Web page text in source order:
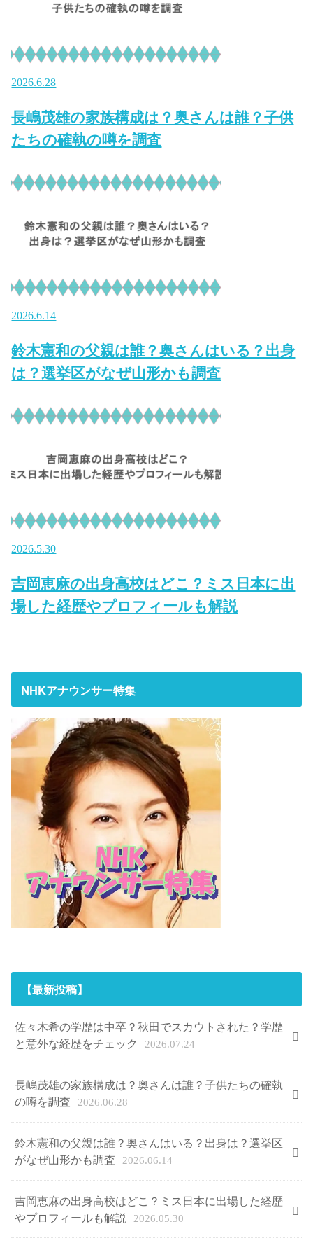
2026.6.28
長嶋茂雄の家族構成は？奥さんは誰？子供
たちの確執の噂を調査
2026.6.14
鈴木憲和の父親は誰？奥さんはいる？出身
は？選挙区がなぜ山形かも調査
2026.5.30
吉岡恵麻の出身高校はどこ？ミス日本に出
場した経歴やプロフィールも解説
NHKアナウンサー特集
【最新投稿】
佐々木希の学歴は中卒？秋田でスカウトされた？学歴
と意外な経歴をチェック
2026.07.24
長嶋茂雄の家族構成は？奥さんは誰？子供たちの確執
の噂を調査
2026.06.28
鈴木憲和の父親は誰？奥さんはいる？出身は？選挙区
がなぜ山形かも調査
2026.06.14
吉岡恵麻の出身高校はどこ？ミス日本に出場した経歴
やプロフィールも解説
2026.05.30